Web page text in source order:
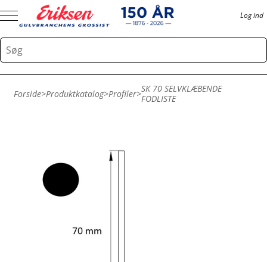
Log ind
Forside>Produktkatalog>Profiler>SK 70 SELVKLÆBENDE
FODLISTE